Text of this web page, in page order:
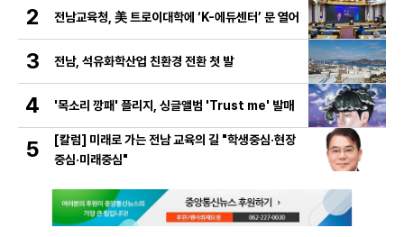
2 전남교육청, 美 트로이대학에 ‘K-에듀센터’ 문 열어
3 전남, 석유화학산업 친환경 전환 첫 발
4 '목소리 깡패' 플리지, 싱글앨범 'Trust me' 발매
5
[칼럼] 미래로 가는 전남 교육의 길 "학생중심·현장
중심·미래중심"